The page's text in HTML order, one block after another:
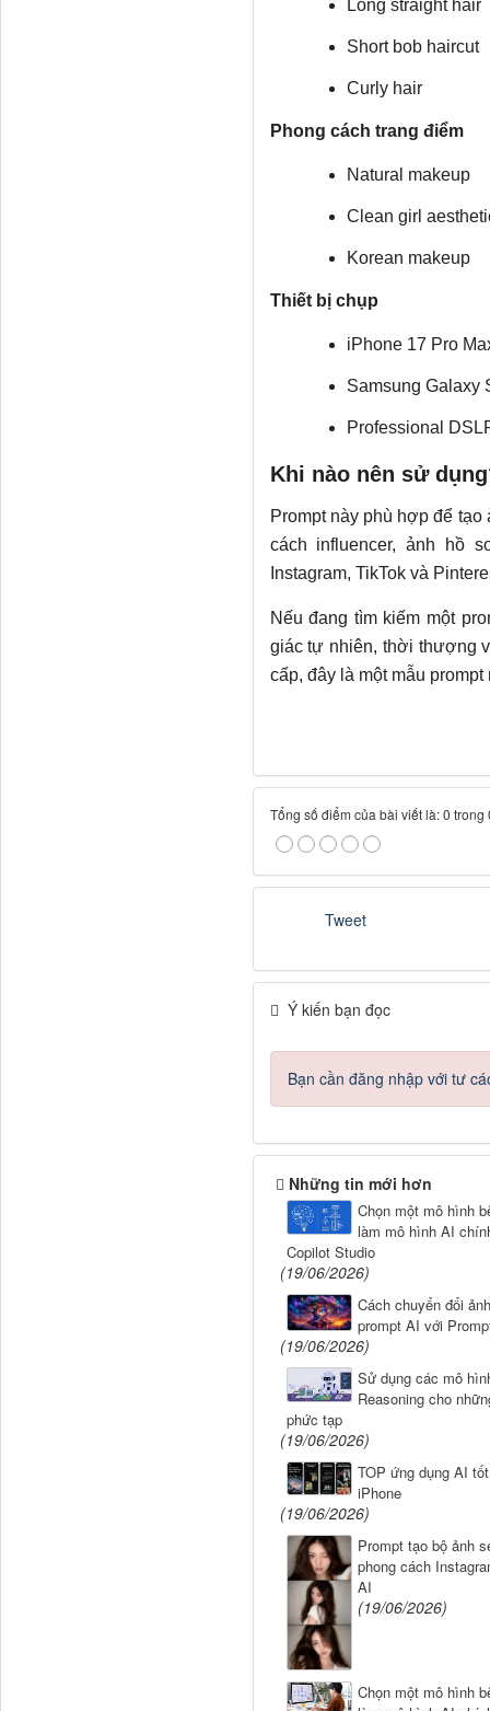
Long straight hair
Short bob haircut
Curly hair
Phong cách trang điểm
Natural makeup
Clean girl
Korean makeup
Thiết bị chụp
iPhone 17 Pro
Samsung Galaxy
Professional
Khi nào nên sử
Prompt này phù hợp để
cách influencer, ảnh hồ
Instagram, TikTok và
Nếu đang tìm kiếm một
giác tự nhiên, thời thượng
cấp, đây là một mẫu
Tổng số điểm của bài viết là: 0 trong
Tweet
Ý kiến bạn đọc
Bạn cần đăng nhập với tư
Những tin mới hơn
Chọn một mô hình
làm mô hình AI
Copilot Studio
(19/06/2026)
Cách chuyển đổi
prompt AI với
(19/06/2026)
Sử dụng các mô
Reasoning cho
phức tạp
(19/06/2026)
TOP ứng dụng AI
iPhone
(19/06/2026)
Prompt tạo bộ ảnh
phong cách
AI
(19/06/2026)
Chọn một mô hình